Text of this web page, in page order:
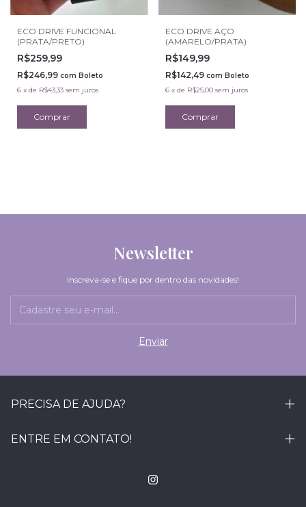
ECO DRIVE FUNCIONAL
(PRATA/PRETO)
R$259,99
R$246,99 com Boleto
6 x de R$43,33 sem juros
ECO DRIVE AÇO
(AMARELO/PRATA)
R$149,99
R$142,49 com Boleto
6 x de R$25,00 sem juros
Newsletter
Inscreva-se e fique por dentro das novidades!
PRECISA DE AJUDA?
ENTRE EM CONTATO!